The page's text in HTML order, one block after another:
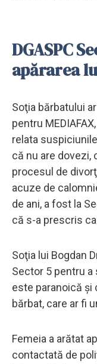
DGASPC
apărarea
Soţia bărbatului
pentru
relata
că nu are dovezi,
procesul de
acuze de
de ani, a fost la
că s-a prescris
Soţia lui Bogdan
Sector 5 pentru
este paranoică
bărbat, care ar fi
Femeia a arătat
contactată de